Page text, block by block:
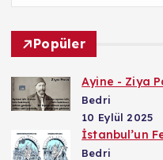
Popüler
Ayine - Ziya
Bedri
10 Eylül 2025
İstanbul’un
Bedri